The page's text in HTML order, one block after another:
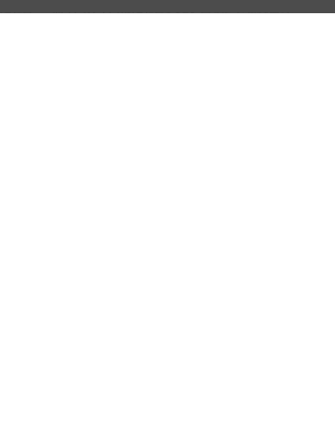
讀，無法以其他閱讀器或直接下載檔案。